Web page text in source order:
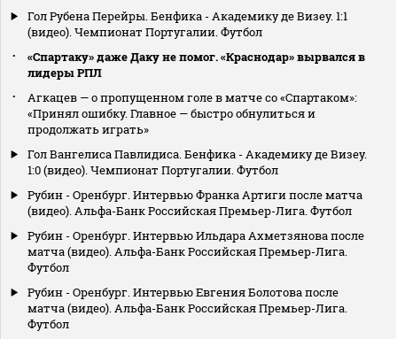
Гол Рубена Перейры. Бенфика - Академику де Визеу. 1:1
(видео). Чемпионат Португалии. Футбол
«Спартаку» даже Даку не помог. «Краснодар» вырвался в
лидеры РПЛ
Агкацев — о пропущенном голе в матче со «Спартаком»:
«Принял ошибку. Главное — быстро обнулиться и
продолжать играть»
Гол Вангелиса Павлидиса. Бенфика - Академику де Визеу.
1:0 (видео). Чемпионат Португалии. Футбол
Рубин - Оренбург. Интервью Франка Артиги после матча
(видео). Альфа-Банк Российская Премьер-Лига. Футбол
Рубин - Оренбург. Интервью Ильдара Ахметзянова после
матча (видео). Альфа-Банк Российская Премьер-Лига.
Футбол
Рубин - Оренбург. Интервью Евгения Болотова после
матча (видео). Альфа-Банк Российская Премьер-Лига.
Футбол